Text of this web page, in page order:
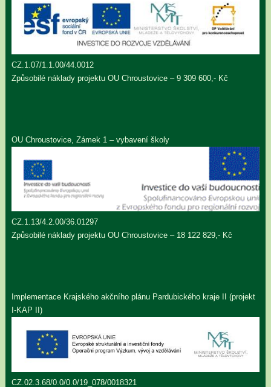
CZ.1.07/1.1.00/44.0012
Způsobilé náklady projektu OU Chroustovice – 9 309 600,- Kč
OU Chroustovice, Zámek 1 – vybavení školy
CZ.1.13/4.2.00/36.01297
Způsobilé náklady projektu OU Chroustovice – 18 122 829,- Kč
Implementace Krajského akčního plánu Pardubického kraje II (projekt
I-KAP II)
CZ.02.3.68/0.0/0.0/19_078/0018321